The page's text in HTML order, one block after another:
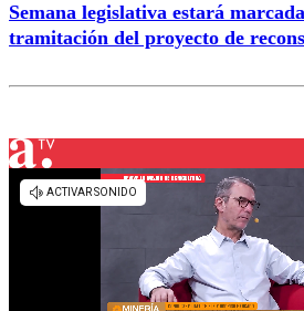
Semana legislativa estará
tramitación del proyecto de